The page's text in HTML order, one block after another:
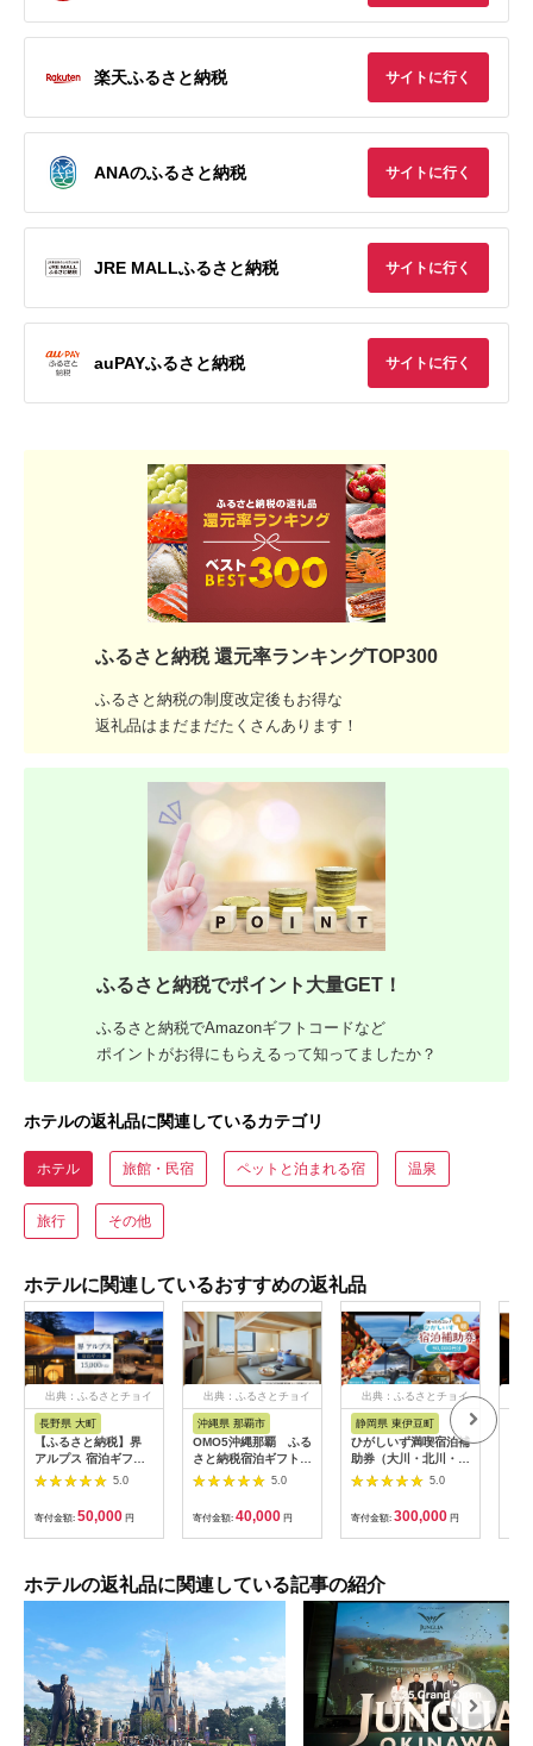
楽天ふるさと納税 サイトに行く
ANAのふるさと納税 サイトに行く
JRE MALLふるさと納税 サイトに行く
auPAYふるさと納税 サイトに行く
ふるさと納税 還元率ランキングTOP300
ふるさと納税の制度改定後もお得な
返礼品はまだまだたくさんあります！
ふるさと納税でポイント大量GET！
ふるさと納税でAmazonギフトコードなど
ポイントがお得にもらえるって知ってましたか？
ホテルの返礼品に関連しているカテゴリ
ホテル 旅館・民宿 ペットと泊まれる宿 温泉
旅行 その他
ホテルに関連しているおすすめの返礼品
出典：ふるさとチョイ
長野県 大町
【ふるさと納税】界
アルプス 宿泊ギフト
券（15,000円分）
【星野リゾート】
5.0
寄付金額: 50,000 円
出典：ふるさとチョイ
沖縄県 那覇市
OMO5沖縄那覇 ふる
さと納税宿泊ギフト券
(12,000円)
5.0
寄付金額: 40,000 円
出典：ふるさとチョイ
静岡県 東伊豆町
ひがしいず満喫宿泊補
助券（大川・北川・熱
川・片瀬・白田・稲取
5.0
寄付金額: 300,000 円
ホテルの返礼品に関連している記事の紹介